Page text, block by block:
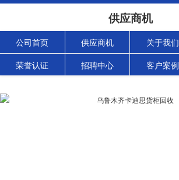
供应商机
公司首页 供应商机 关于我们
荣誉认证 招聘中心 客户案例